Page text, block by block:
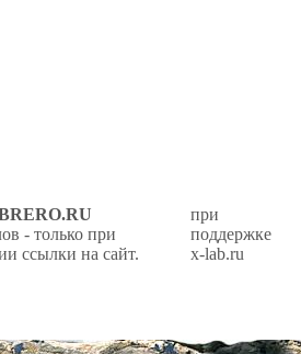
- только при
ссылки на сайт.
при
поддержке
x-lab.ru